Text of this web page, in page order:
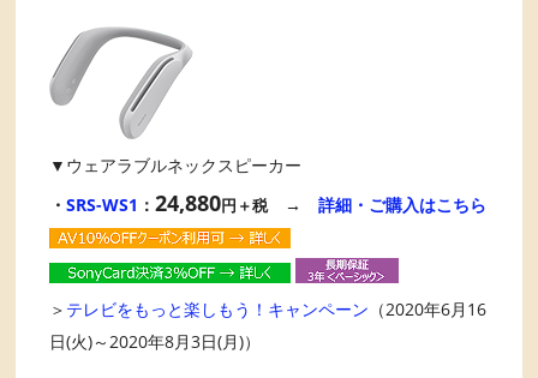
▼ウェアラブルネックスピーカー
・SRS-WS1 ：24,880円＋税→詳細・ご購入はこちら
＞ テレビをもっと楽しもう！キャンペーン （2020年6月16
日(火)～2020年8月3日(月)）